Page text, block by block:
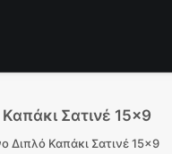
Σατινέ 15×9
Διπλό Καπάκι Σατινέ 15×9